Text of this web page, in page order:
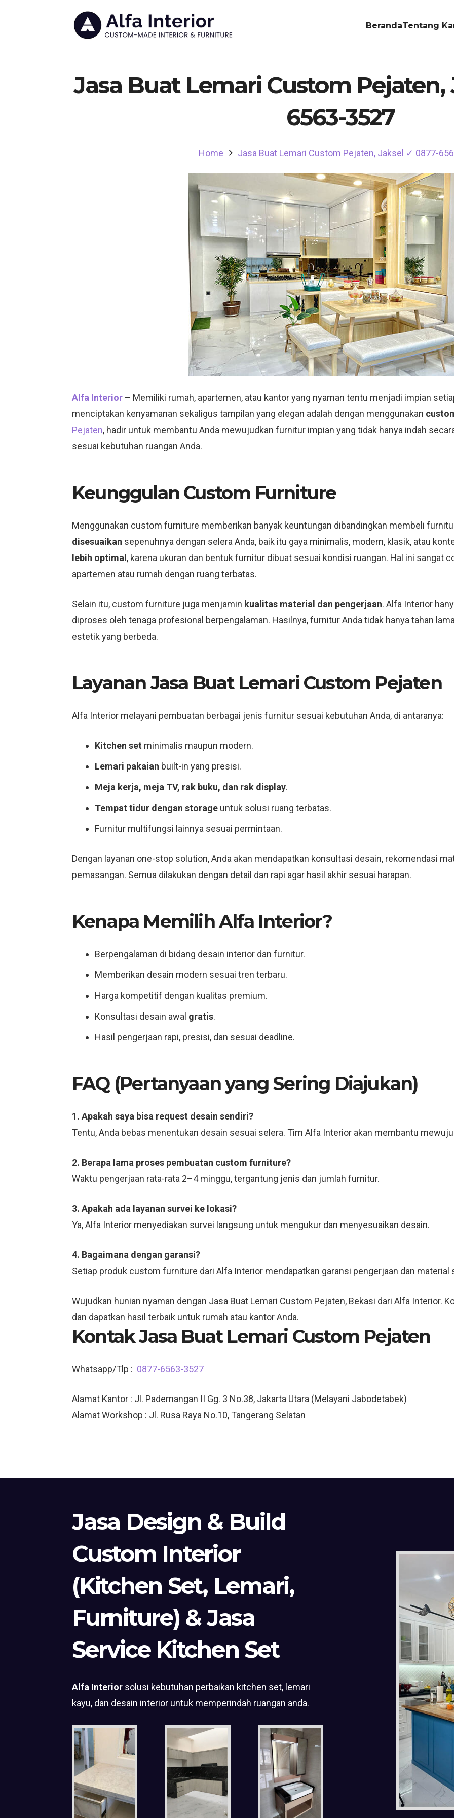
BerandaTentang
Jasa Buat Lemari Custom Pejaten,
6563-3527
Home Jasa Buat Lemari Custom Pejaten, Jaksel ✓ 0877-
Alfa Interior – Memiliki rumah, apartemen, atau kantor yang nyaman tentu menjadi impian
menciptakan kenyamanan sekaligus tampilan yang elegan adalah dengan menggunakan
Pejaten, hadir untuk membantu Anda mewujudkan furnitur impian yang tidak hanya indah
sesuai kebutuhan ruangan Anda.
Keunggulan Custom Furniture
Menggunakan custom furniture memberikan banyak keuntungan dibandingkan membeli
disesuaikan sepenuhnya dengan selera Anda, baik itu gaya minimalis, modern, klasik, atau
lebih optimal , karena ukuran dan bentuk furnitur dibuat sesuai kondisi ruangan. Hal ini sangat
apartemen atau rumah dengan ruang terbatas.
Selain itu, custom furniture juga menjamin kualitas material dan pengerjaan. Alfa Interior
diproses oleh tenaga profesional berpengalaman. Hasilnya, furnitur Anda tidak hanya tahan
estetik yang berbeda.
Layanan Jasa Buat Lemari Custom Pejaten
Alfa Interior melayani pembuatan berbagai jenis furnitur sesuai kebutuhan Anda, di antaranya:
Kitchen set minimalis maupun modern.
Lemari pakaian built-in yang presisi.
Meja kerja, meja TV, rak buku, dan rak display.
Tempat tidur dengan storage untuk solusi ruang terbatas.
Furnitur multifungsi lainnya sesuai permintaan.
Dengan layanan one-stop solution, Anda akan mendapatkan konsultasi desain, rekomendasi
pemasangan. Semua dilakukan dengan detail dan rapi agar hasil akhir sesuai harapan.
Kenapa Memilih Alfa Interior?
Berpengalaman di bidang desain interior dan furnitur.
Memberikan desain modern sesuai tren terbaru.
Harga kompetitif dengan kualitas premium.
Konsultasi desain awal gratis.
Hasil pengerjaan rapi, presisi, dan sesuai deadline.
FAQ (Pertanyaan yang Sering Diajukan)
1. Apakah saya bisa request desain sendiri?
Tentu, Anda bebas menentukan desain sesuai selera. Tim Alfa Interior akan membantu
2. Berapa lama proses pembuatan custom furniture?
Waktu pengerjaan rata-rata 2–4 minggu, tergantung jenis dan jumlah furnitur.
3. Apakah ada layanan survei ke lokasi?
Ya, Alfa Interior menyediakan survei langsung untuk mengukur dan menyesuaikan desain.
4. Bagaimana dengan garansi?
Setiap produk custom furniture dari Alfa Interior mendapatkan garansi pengerjaan dan material
Wujudkan hunian nyaman dengan Jasa Buat Lemari Custom Pejaten, Bekasi dari Alfa Interior.
dan dapatkan hasil terbaik untuk rumah atau kantor Anda.
Kontak Jasa Buat Lemari Custom Pejaten
Whatsapp/Tlp : 0877-6563-3527
Alamat Kantor : Jl. Pademangan II Gg. 3 No.38, Jakarta Utara (Melayani Jabodetabek)
Alamat Workshop : Jl. Rusa Raya No.10, Tangerang Selatan
Jasa Design & Build
Custom Interior
(Kitchen Set, Lemari,
Furniture) & Jasa
Service Kitchen Set
Alfa Interior solusi kebutuhan perbaikan kitchen set, lemari
kayu, dan desain interior untuk memperindah ruangan anda.